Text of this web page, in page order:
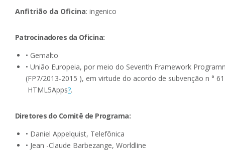
Anfitrião da Oficina: ingenico
Patrocinadores da Oficina:
• Gemalto
• União Europeia, por meio do Seventh Framework
(FP7/2013-2015 ), em virtude do acordo de subvenção n °
HTML5Apps?.
Diretores do Comitê de Programa:
• Daniel Appelquist, Telefônica
• Jean -Claude Barbezange, Worldline